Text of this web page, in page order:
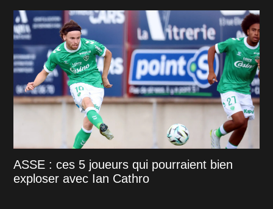
ASSE : ces 5 joueurs qui pourraient bien
exploser avec Ian Cathro